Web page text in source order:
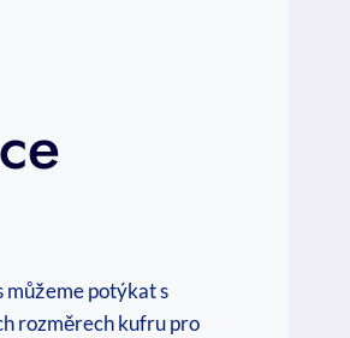
můžeme potýkat s
rozměrech kufru pro